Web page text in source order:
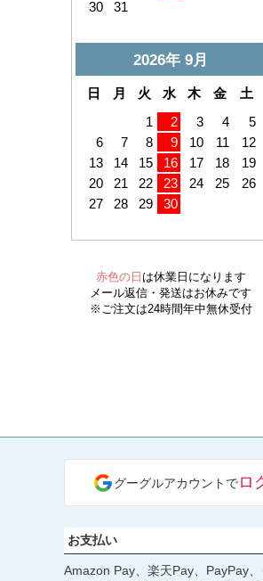
グーグルアカウントでロ
お支払い
Amazon Pay、楽天Pay、PayPay、